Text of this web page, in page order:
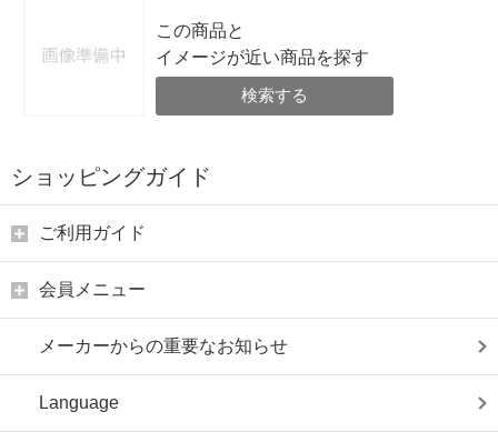
この商品と
イメージが近い商品を探す
検索する
ショッピングガイド
ご利用ガイド
会員メニュー
メーカーからの重要なお知らせ
Language